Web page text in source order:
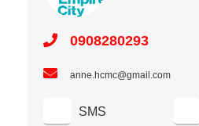
0908280293
anne.hcmc@gmail.com
SMS